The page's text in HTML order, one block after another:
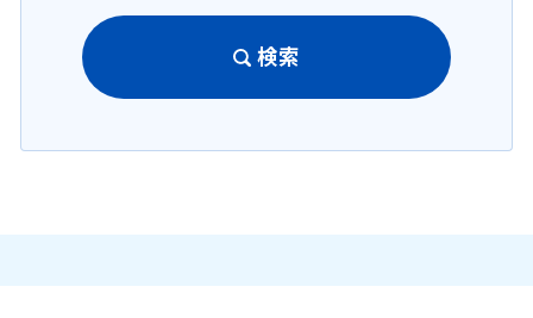
検索